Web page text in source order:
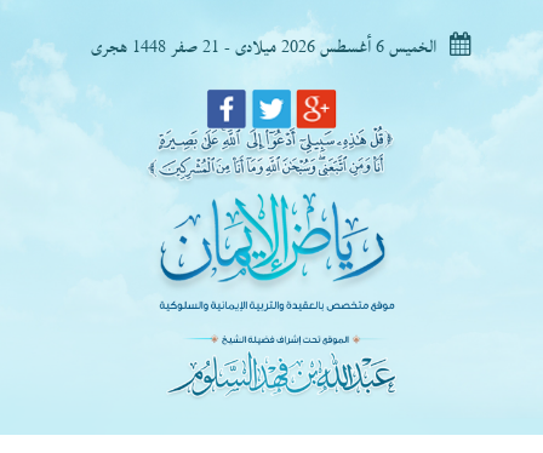
الخميس 6 أغسطس 2026 ميلادى - 21 صفر 1448 هجرى